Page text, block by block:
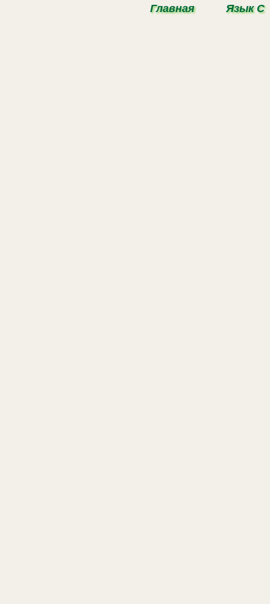
Главная Язык С